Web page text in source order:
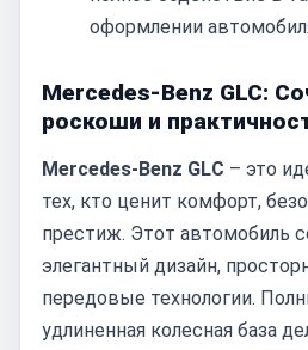
оформлении
Mercedes-Benz GLC:
роскоши и
Mercedes-Benz GLC – это
тех, кто ценит комфорт,
престиж. Этот автомобиль
элегантный дизайн,
передовые технологии.
удлиненная колесная база